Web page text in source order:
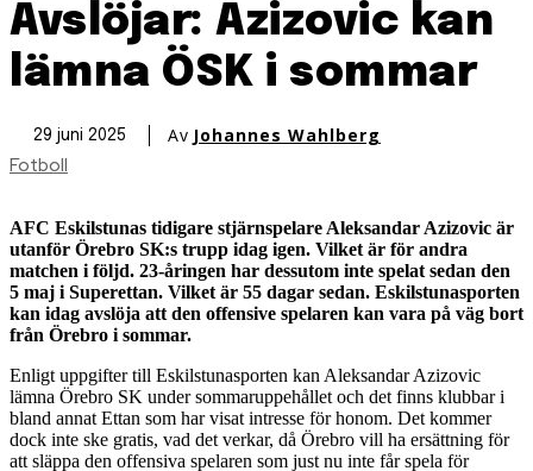
Avslöjar: Azizovic kan
lämna ÖSK i sommar
29 juni 2025 Av Johannes Wahlberg
Fotboll
AFC Eskilstunas tidigare stjärnspelare Aleksandar Azizovic är
utanför Örebro SK:s trupp idag igen. Vilket är för andra
matchen i följd. 23-åringen har dessutom inte spelat sedan den
5 maj i Superettan. Vilket är 55 dagar sedan. Eskilstunasporten
kan idag avslöja att den offensive spelaren kan vara på väg bort
från Örebro i sommar.
Enligt uppgifter till Eskilstunasporten kan Aleksandar Azizovic
lämna Örebro SK under sommaruppehållet och det finns klubbar i
bland annat Ettan som har visat intresse för honom. Det kommer
dock inte ske gratis, vad det verkar, då Örebro vill ha ersättning för
att släppa den offensiva spelaren som just nu inte får spela för